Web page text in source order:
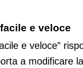
e veloce
e veloce”
a modificare